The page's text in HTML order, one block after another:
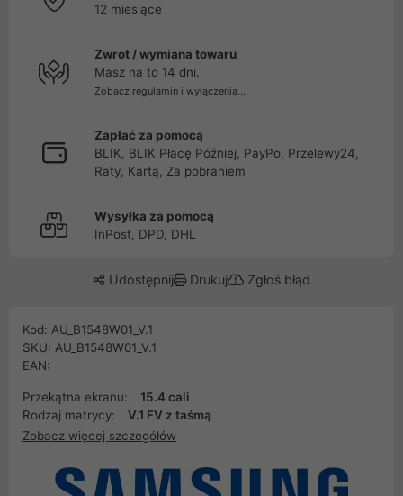
12 miesiące
Zwrot / wymiana towaru
Masz na to 14 dni.
Zobacz regulamin i wyłączenia...
Zapłać za pomocą
BLIK, BLIK Płacę Później, PayPo, Przelewy24,
Raty, Kartą, Za pobraniem
Wysyłka za pomocą
InPost, DPD, DHL
Udostępnij Drukuj Zgłoś błąd
Kod: AU_B1548W01_V.1
SKU: AU_B1548W01_V.1
EAN:
Przekątna ekranu:
15.4 cali
Rodzaj matrycy:
V.1 FV z taśmą
Zobacz więcej szczegółów